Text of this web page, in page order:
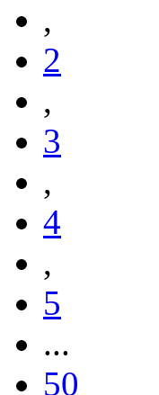
,
2
,
3
,
4
,
5
...
50